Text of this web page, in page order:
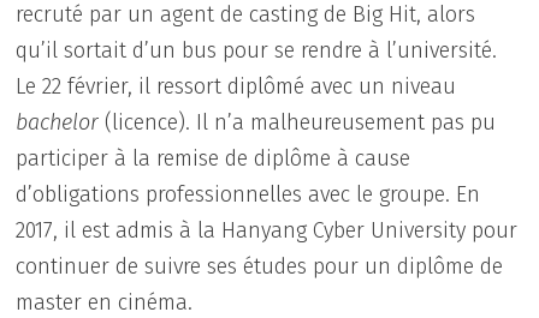
recruté par un agent de casting de Big Hit, alors
qu’il sortait d’un bus pour se rendre à l’université.
Le 22 février, il ressort diplômé avec un niveau
bachelor(licence). Il n’a malheureusement pas pu
participer à la remise de diplôme à cause
d’obligations professionnelles avec le groupe. En
2017, il est admis à la Hanyang Cyber University pour
continuer de suivre ses études pour un diplôme de
master en cinéma.